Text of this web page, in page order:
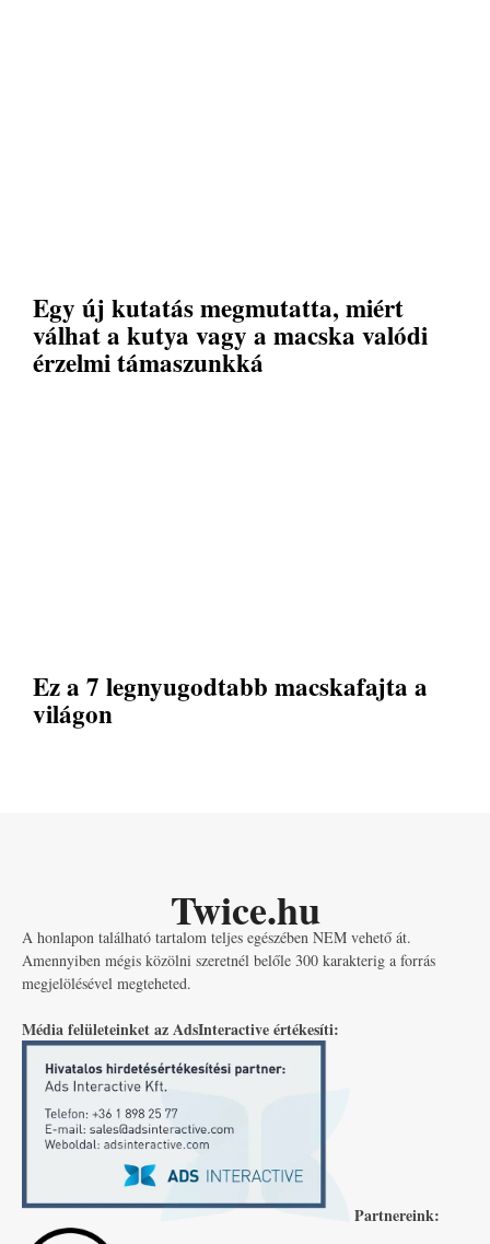
Egy új kutatás megmutatta, miért
válhat a kutya vagy a macska valódi
érzelmi támaszunkká
Ez a 7 legnyugodtabb macskafajta a
világon
Twice.hu
A honlapon található tartalom teljes egészében NEM vehető át.
Amennyiben mégis közölni szeretnél belőle 300 karakterig a forrás
megjelölésével megteheted.
Média felületeinket az AdsInteractive értékesíti:
Partnereink: